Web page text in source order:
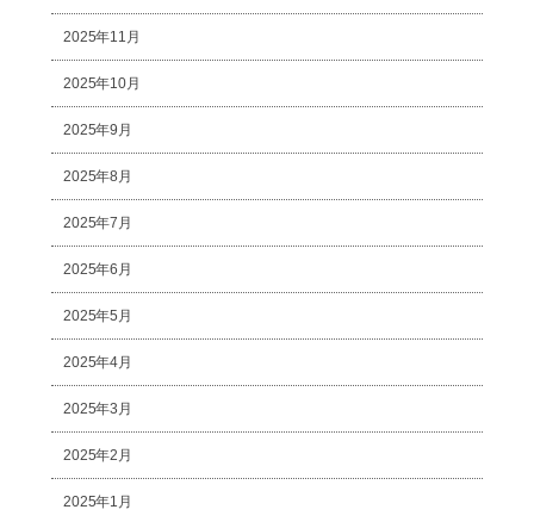
2025年11月
2025年10月
2025年9月
2025年8月
2025年7月
2025年6月
2025年5月
2025年4月
2025年3月
2025年2月
2025年1月